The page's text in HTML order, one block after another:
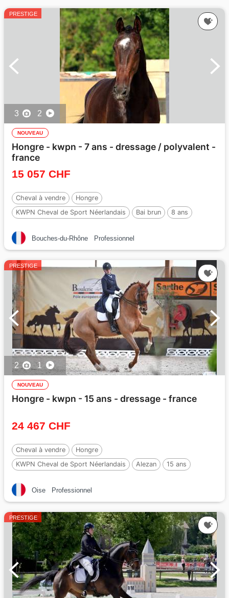
PRESTIGE
3 2
NOUVEAU
Hongre - kwpn - 7 ans - dressage / polyvalent -
france
15 057 CHF
Cheval à vendre
Hongre
KWPN Cheval de Sport Néerlandais
Bai brun
8 ans
Bouches-du-Rhône
Professionnel
PRESTIGE
2 1
NOUVEAU
Hongre - kwpn - 15 ans - dressage - france
24 467 CHF
Cheval à vendre
Hongre
KWPN Cheval de Sport Néerlandais
Alezan
15 ans
Oise
Professionnel
PRESTIGE